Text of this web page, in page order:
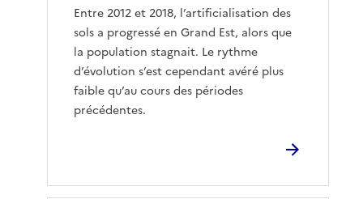
Entre 2012 et 2018, l’artificialisation des
sols a progressé en Grand Est, alors que
la population stagnait. Le rythme
d’évolution s’est cependant avéré plus
faible qu’au cours des périodes
précédentes.